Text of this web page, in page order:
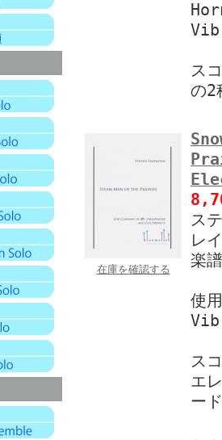
ス
の2
在庫を確認する
ス
レ
楽
使
ス
エ
ー